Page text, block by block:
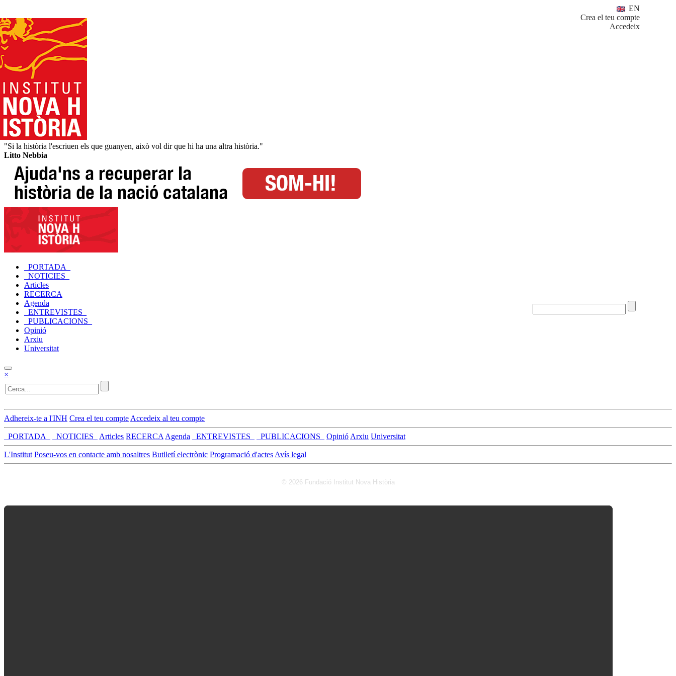
EN
Crea el teu compte
Accedeix
"Si la història l'escriuen els que guanyen, això vol dir que hi ha una altra història."
Litto Nebbia
_PORTADA_
_NOTICIES_
Articles
RECERCA
Agenda
_ENTREVISTES_
_PUBLICACIONS_
Opinió
Arxiu
Universitat
×
Adhereix-te a l'INH Crea el teu compte Accedeix al teu compte
_PORTADA_ _NOTICIES_ Articles RECERCA Agenda _ENTREVISTES_ _PUBLICACIONS_ Opinió Arxiu Universitat
L'Institut Poseu-vos en contacte amb nosaltres Butlletí electrònic Programació d'actes Avís legal
© 2026 Fundació Institut Nova Història